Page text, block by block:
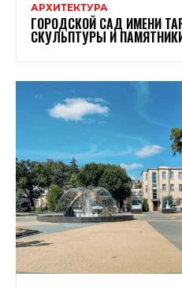
АРХИТЕКТУРА
ГОРОДСКОЙ САД ИМЕНИ
СКУЛЬПТУРЫ И